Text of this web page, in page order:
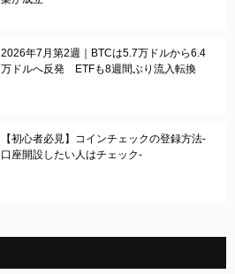
2026年7月第2週｜BTCは5.7万ドルから6.4
万ドルへ反発 ETFも8週間ぶり流入転換
【初心者必見】コインチェックの登録方法-
口座開設したい人はチェック-